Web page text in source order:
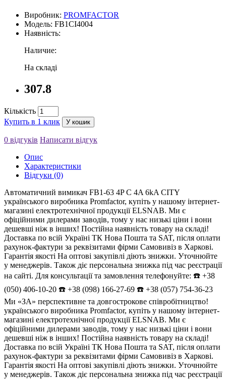
Виробник: PROMFACTOR
Модель: FB1CI4004
Наявність:
Наличие:
На складі
307.8
Кількість
Купить в 1 клик
У кошик
0 відгуків Написати відгук
Опис
Характеристики
Відгуки (0)
Автоматичний вимикач FB1-63 4P C 4A 6kA CITY
українського виробника Promfactor, купіть у нашому інтернет-
магазині електротехнічної продукції ELSNAB. Ми є
офіційними дилерами заводів, тому у нас низькі ціни і вони
дешевші ніж в інших! Постійна наявність товару на складі!
Доставка по всій Україні ТК Нова Пошта та SAT, після оплати
рахунок-фактури за реквізитами фірми Самовивіз в Харкові.
Гарантія якості На оптові закупівлі діють знижки. Уточнюйте
у менеджерів. Також діє персональна знижка під час реєстрації
на сайті. Для консультації та замовлення телефонуйте: ☎️ +38
(050) 406-10-20 ☎️ +38 (098) 166-27-69 ☎️ +38 (057) 754-36-23
Ми «ЗА» перспективне та довгострокове співробітництво!
українського виробника Promfactor, купіть у нашому інтернет-
магазині електротехнічної продукції ELSNAB. Ми є
офіційними дилерами заводів, тому у нас низькі ціни і вони
дешевші ніж в інших! Постійна наявність товару на складі!
Доставка по всій Україні ТК Нова Пошта та SAT, після оплати
рахунок-фактури за реквізитами фірми Самовивіз в Харкові.
Гарантія якості На оптові закупівлі діють знижки. Уточнюйте
у менеджерів. Також діє персональна знижка під час реєстрації